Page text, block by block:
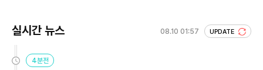
실시간 뉴스 08.10 01:57 UPDATE
4분전